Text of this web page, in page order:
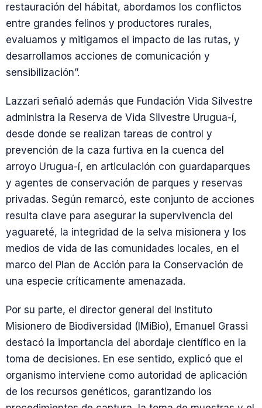
restauración del hábitat, abordamos los conflictos
entre grandes felinos y productores rurales,
evaluamos y mitigamos el impacto de las rutas, y
desarrollamos acciones de comunicación y
sensibilización”.
Lazzari señaló además que Fundación Vida Silvestre
administra la Reserva de Vida Silvestre Urugua-í,
desde donde se realizan tareas de control y
prevención de la caza furtiva en la cuenca del
arroyo Urugua-í, en articulación con guardaparques
y agentes de conservación de parques y reservas
privadas. Según remarcó, este conjunto de acciones
resulta clave para asegurar la supervivencia del
yaguareté, la integridad de la selva misionera y los
medios de vida de las comunidades locales, en el
marco del Plan de Acción para la Conservación de
una especie críticamente amenazada.
Por su parte, el director general del Instituto
Misionero de Biodiversidad (IMiBio), Emanuel Grassi
destacó la importancia del abordaje científico en la
toma de decisiones. En ese sentido, explicó que el
organismo interviene como autoridad de aplicación
de los recursos genéticos, garantizando los